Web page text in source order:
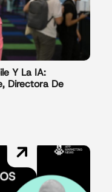
Y La IA:
Directora De